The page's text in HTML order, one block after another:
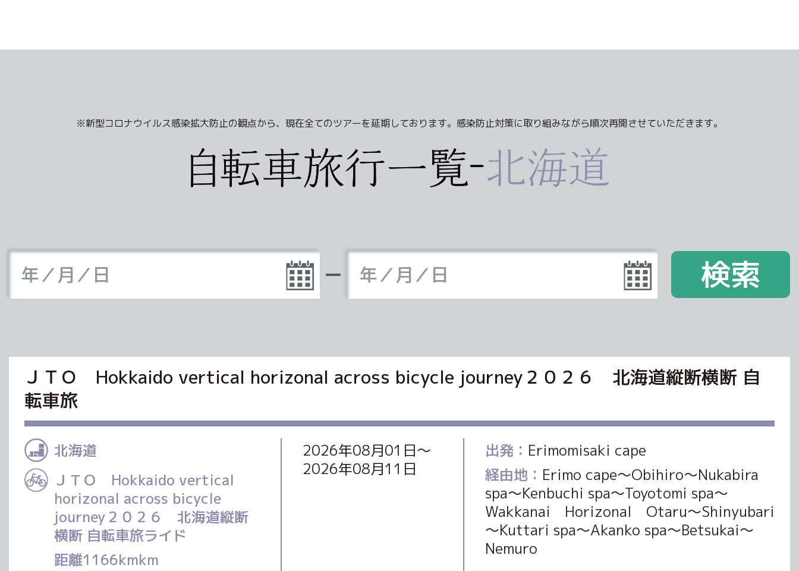
※新型コロナウイルス感染拡大防止の観点から、現在全てのツアーを延期しております。感染防止対策に取り組みながら順次再開させていただきます。
検索
ＪＴＯ Hokkaido vertical horizonal across bicycle journey２０２６ 北海道縦断横断 自
転車旅
北海道
ＪＴＯ Hokkaido vertical
horizonal across bicycle
journey２０２６ 北海道縦断
横断 自転車旅ライド
距離1166kmkm
2026年08月01日〜
2026年08月11日
出発： Erimomisaki cape
経由地： Erimo cape～Obihiro～Nukabira
spa～Kenbuchi spa～Toyotomi spa～
Wakkanai Horizonal Otaru～Shinyubari
～Kuttari spa～Akanko spa～Betsukai～
Nemuro